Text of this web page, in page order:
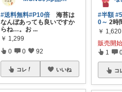
#送料無料#P10倍 海苔は
なんぼあっても良いですか
らね…。お ...
￥ 1,299
0 0 92
コレ いいね
#半額
0～ 2時
￥ 1,620
販売開
1
コ